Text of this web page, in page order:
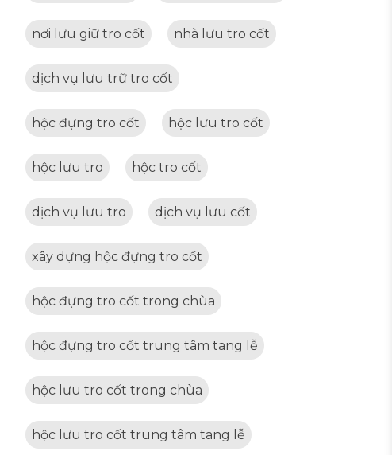
nơi lưu giữ tro cốt nhà lưu tro cốt
dịch vụ lưu trữ tro cốt
hộc đựng tro cốt hộc lưu tro cốt
hộc lưu tro hộc tro cốt
dịch vụ lưu tro dịch vụ lưu cốt
xây dựng hộc đựng tro cốt
hộc đựng tro cốt trong chùa
hộc đựng tro cốt trung tâm tang lễ
hộc lưu tro cốt trong chùa
hộc lưu tro cốt trung tâm tang lễ